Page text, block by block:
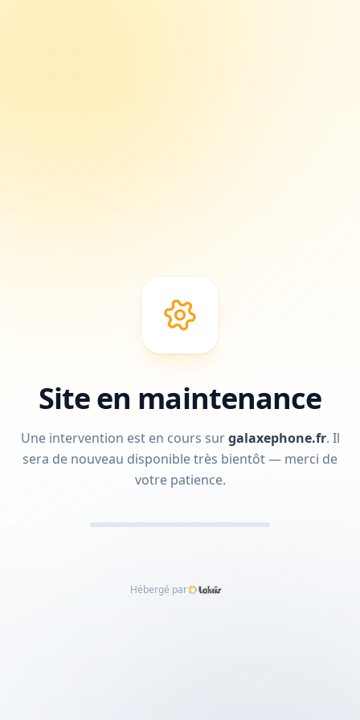
Site en maintenance
Une intervention est en cours surgalaxephone.fr. Il
sera de nouveau disponible très bientôt — merci de
votre patience.
Hébergé par